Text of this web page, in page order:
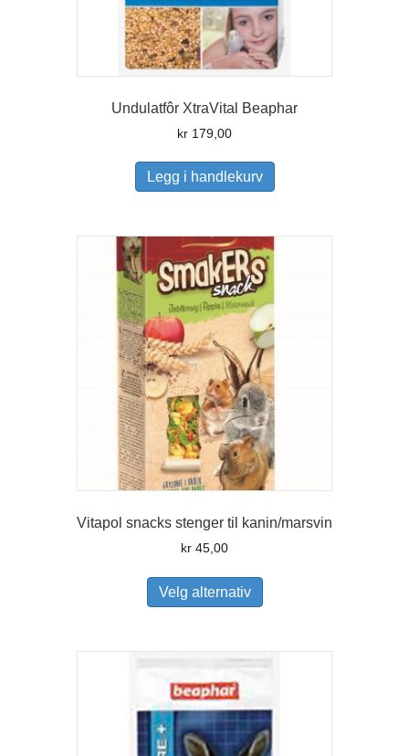
Undulatfôr XtraVital Beaphar
kr 179,00
Legg i handlekurv
Vitapol snacks stenger til kanin/marsvin
kr 45,00
Velg alternativ
har
velges
på
produktsiden